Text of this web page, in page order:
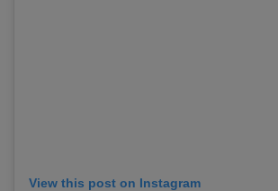
View this post on Instagram